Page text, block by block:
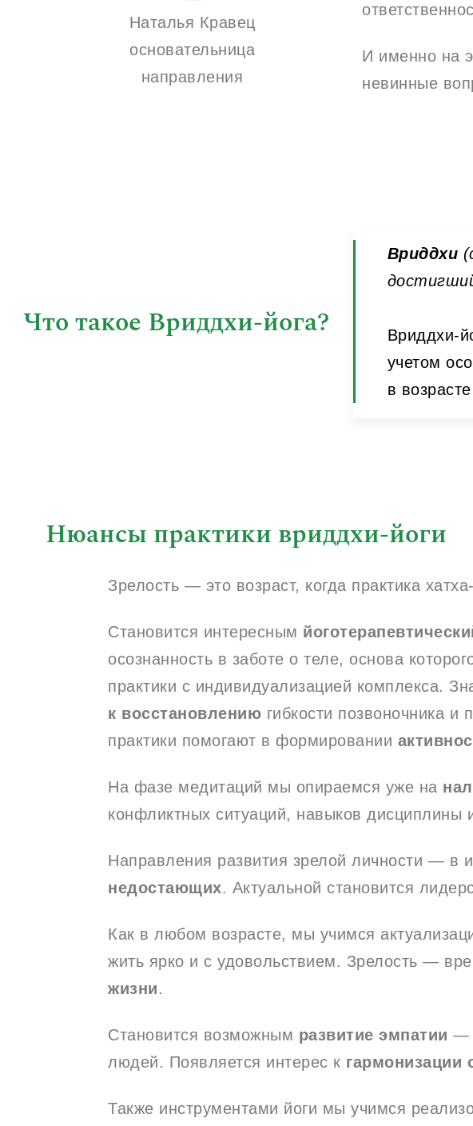
Наталья Кравец
основательница
направления
И именно на
невинные
Что такое Вриддхи-йога?
Вриддхи
Вриддхи-
учетом
в
Нюансы практики вриддхи-йоги
Зрелость — это возраст, когда практика
Становится интересным
осознанность в заботе о теле, основа
практики с индивидуализацией комплекса.
к восстановлению гибкости позвоночника
практики помогают в формировании
На фазе медитаций мы опираемся уже на
конфликтных ситуаций, навыков дисциплины
Направления развития зрелой личности — в
недостающих. Актуальной становится
Как в любом возрасте, мы учимся
жить ярко и с удовольствием. Зрелость —
жизни.
Становится возможным развитие эмпатии —
людей. Появляется интерес к гармонизации
Также инструментами йоги мы учимся